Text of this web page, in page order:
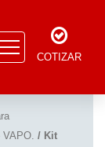
COTIZAR
VAPO. / Kit